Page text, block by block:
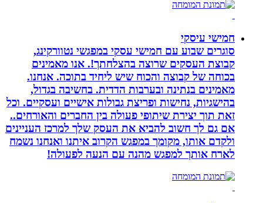
חמישי עיסקי
סוגרים שבוע עם חמישי עסקי במפגשי נטוורקינג,
קבוצת העסקים שרוצה בהצלחתך!. אנו מאמינים
בכוחה של קבוצה והכוח שיש ליחיד בתוכה. אנחנו.
מאמינים בנתינה ובערבות הדדית. בחשיבה בגדול,
בהישגיות, נחישות ופריצת גבולות אישיים ועסקיים. וכל
זאת תוך יצירת שיתופי פעולה בין החברים והאורחים..
אם גם לך חשוב להביא את העסק שלך למרכז העניינים
ולקדם אותו, מקומך במפגש הקרוב איתנו ואנחנו נשמח
לארח אותך למפגש מהנה עם הנעה לפעולה!